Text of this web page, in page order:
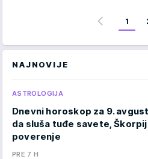
1
NAJNOVIJE
ASTROLOGIJA
Dnevni horoskop za 9.
da sluša tuđe savete,
poverenje
PRE 7 H